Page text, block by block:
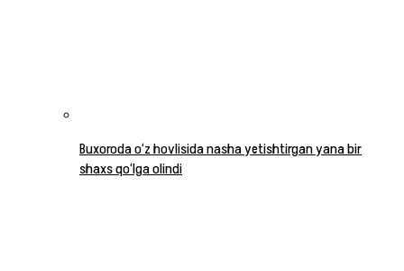
Buxoroda o‘z hovlisida nasha yetishtirgan yana bir
shaxs qo‘lga olindi